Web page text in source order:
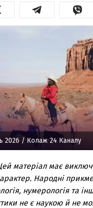
2026 / Колаж 24 Каналу
матеріал має
Народні
нумерологія та
не є наукою й не